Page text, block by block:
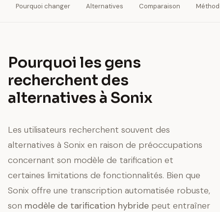
Pourquoi changer Alternatives Comparaison
Pourquoi les gens
recherchent des
alternatives à Sonix
Les utilisateurs recherchent souvent des
alternatives à Sonix en raison de préoccupations
concernant son modèle de tarification et
certaines limitations de fonctionnalités. Bien que
Sonix offre une transcription automatisée robuste,
son modèle de tarification hybride peut entraîner